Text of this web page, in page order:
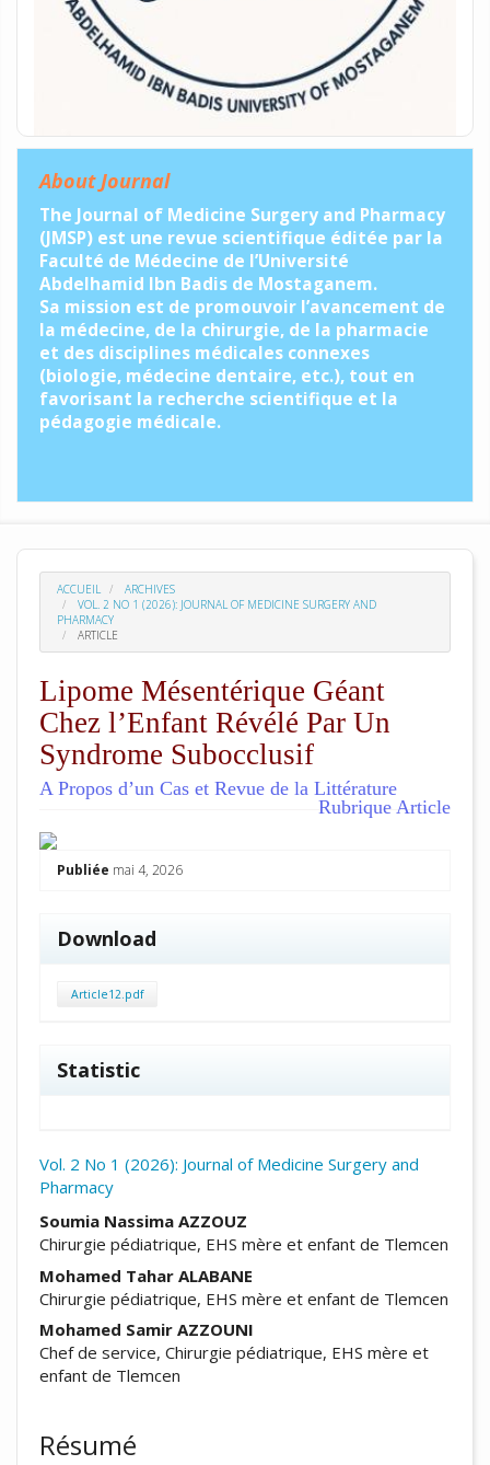
About Journal
The Journal of Medicine Surgery and Pharmacy
(JMSP) est une revue scientifique éditée par la
Faculté de Médecine de l’Université
Abdelhamid Ibn Badis de Mostaganem.
Sa mission est de promouvoir l’avancement de
la médecine, de la chirurgie, de la pharmacie
et des disciplines médicales connexes
(biologie, médecine dentaire, etc.), tout en
favorisant la recherche scientifique et la
pédagogie médicale.
ACCUEIL
ARCHIVES
VOL. 2 NO 1 (2026): JOURNAL OF MEDICINE SURGERY AND
PHARMACY
ARTICLE
Lipome Mésentérique Géant
Chez l’Enfant Révélé Par Un
Syndrome Subocclusif
A Propos d’un Cas et Revue de la Littérature
Rubrique Article
Publiée mai 4, 2026
Download
Article12.pdf
Statistic
Vol. 2 No 1 (2026): Journal of Medicine Surgery and
Pharmacy
Soumia Nassima AZZOUZ
Chirurgie pédiatrique, EHS mère et enfant de Tlemcen
Mohamed Tahar ALABANE
Chirurgie pédiatrique, EHS mère et enfant de Tlemcen
Mohamed Samir AZZOUNI
Chef de service, Chirurgie pédiatrique, EHS mère et
enfant de Tlemcen
Résumé